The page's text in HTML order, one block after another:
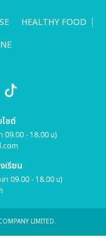
HEALTHY FOOD
ซต์
09.00 - 18.00 น)
รียน
า 09.00 - 18.00 น)
LIMITED.